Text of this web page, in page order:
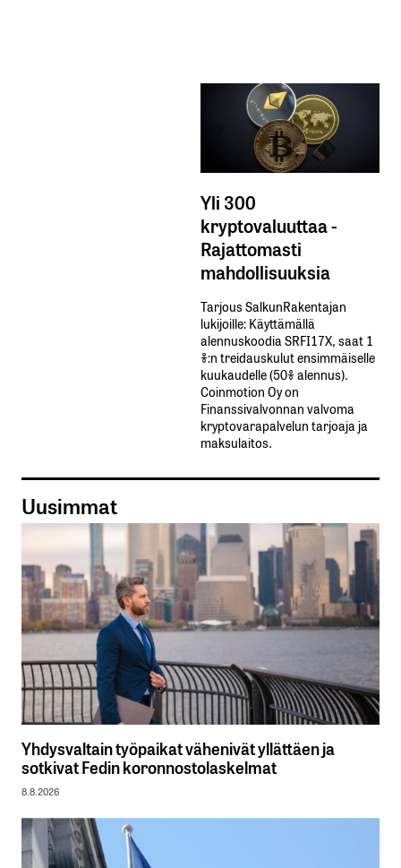
Yli 300
kryptovaluuttaa -
Rajattomasti
mahdollisuuksia
Tarjous SalkunRakentajan
lukijoille: Käyttämällä​ ​
alennuskoodia​ ​SRFI17X,​ ​saat​ ​1
%:n treidauskulut​ ​ensimmäiselle​ ​
kuukaudelle​ ​(50%​ ​alennus).
Coinmotion Oy on
Finanssivalvonnan valvoma
kryptovarapalvelun tarjoaja ja
maksulaitos.
Uusimmat
Yhdysvaltain työpaikat vähenivät yllättäen ja
sotkivat Fedin koronnostolaskelmat
8.8.2026